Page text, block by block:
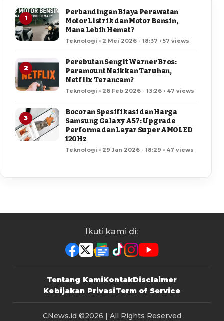
1
Perbandingan Biaya Perawatan
Motor Listrik dan Motor Bensin,
Mana Lebih Hemat?
Teknologi • 2 Mei 2026 - 18:37 • 57 views
2
Perebutan Sengit Warner Bros:
Paramount Naikkan Taruhan,
Netflix Terancam?
Teknologi • 26 Feb 2026 - 13:26 • 47 views
3
Bocoran Spesifikasi dan Harga
Samsung Galaxy A57: Upgrade
Performa dan Layar Super AMOLED
120Hz
Teknologi • 29 Jan 2026 - 18:29 • 47 views
Ikuti kami di:
Tentang KamiKontakDisclaimer
Kebijakan PrivasiTerm of Service
CNews.id ©2026 | All Rights Reserved